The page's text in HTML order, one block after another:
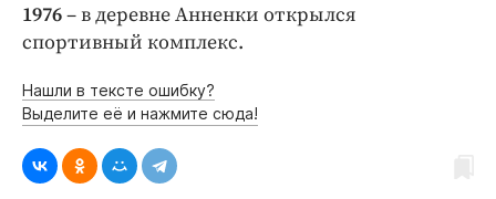
1976– в деревне Анненки открылся
спортивный комплекс.
Нашли в тексте ошибку?
Выделите её и нажмите сюда!